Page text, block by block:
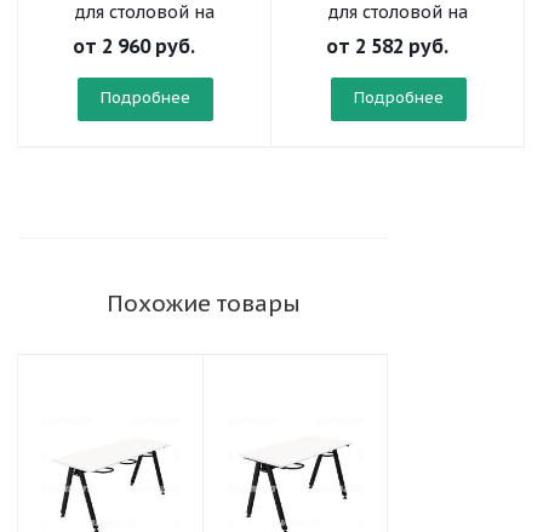
для столовой на
прямоугольной трубе
от 2 960 руб.
Подробнее
для столовой на
прямоугольной трубе
от 2 582 руб.
Подробнее
Похожие товары